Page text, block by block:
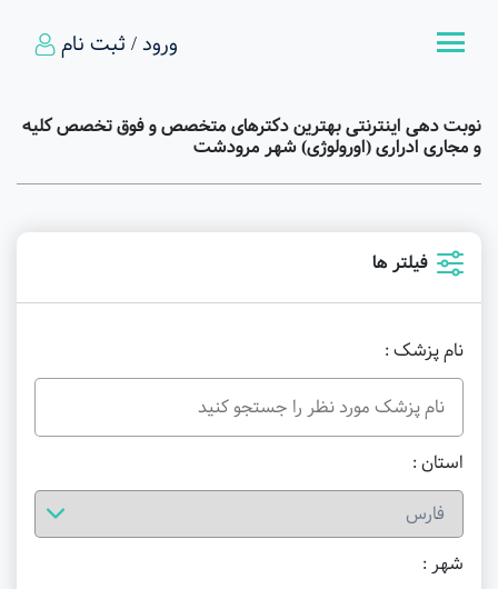
ورود / ثبت نام
نوبت دهی اینترنتی بهترین دکترهای متخصص و فوق تخصص کلیه
و مجاری ادراری (اورولوژی) شهر مرودشت
فیلتر ها
نام پزشک :
استان :
شهر :